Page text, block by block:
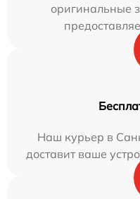
оригинальные
Наш курьер в
доставит ваше